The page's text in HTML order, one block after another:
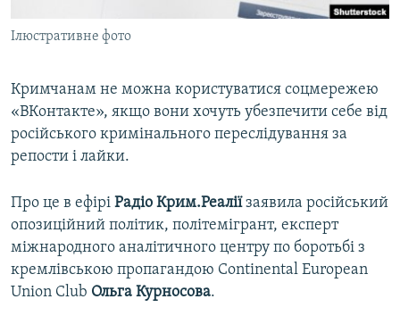
Усі сайти RFE/RL
Ілюстративне фото
Кримчанам не можна користуватися соцмережею
«ВКонтакте», якщо вони хочуть убезпечити себе від
російського кримінального переслідування за
репости і лайки.
Про це в ефірі Радіо Крим.Реаліїзаявила російський
опозиційний політик, політемігрант, експерт
міжнародного аналітичного центру по боротьбі з
кремлівською пропагандою Continental European
Union Club Ольга Курносова.